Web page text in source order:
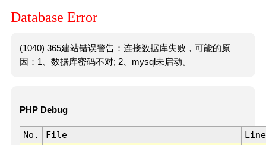
Database Error
(1040) 365建站错误警告：连接数据库失败，可能的原
因：1、数据库密码不对; 2、mysql未启动。
PHP Debug
No. File
Line